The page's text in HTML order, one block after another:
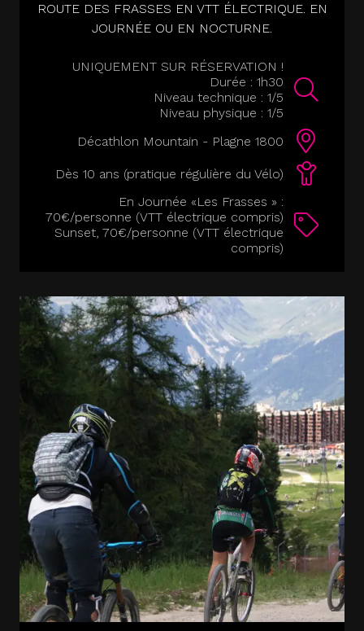
ROUTE DES FRASSES EN VTT ÉLECTRIQUE. EN
JOURNÉE OU EN NOCTURNE.
UNIQUEMENT SUR RÉSERVATION !
Durée : 1h30
Niveau technique : 1/5
Niveau physique : 1/5
Décathlon Mountain - Plagne 1800
Dès 10 ans (pratique régulière du Vélo)
En Journée «Les Frasses » :
70€/personne (VTT électrique compris)
Sunset, 70€/personne (VTT électrique
compris)